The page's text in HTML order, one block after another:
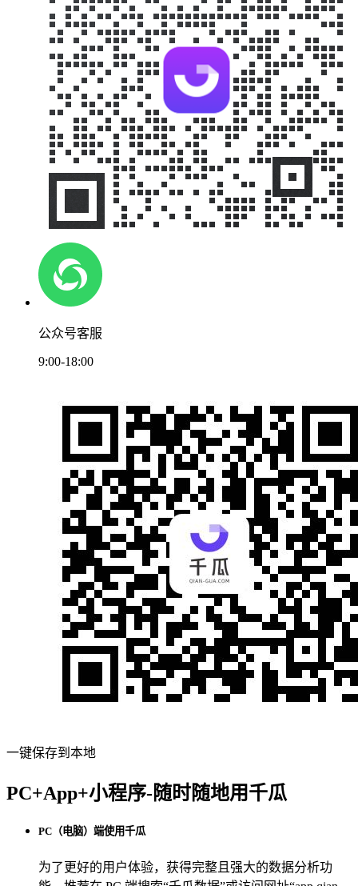
公众号客服
9:00-18:00
一键保存到本地
PC+App+小程序-随时随地用千瓜
PC（电脑）端使用千瓜
为了更好的用户体验，获得完整且强大的数据分析功